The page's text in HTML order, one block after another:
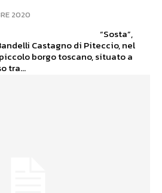
2020
nel
borgo toscano, situato a
tra...